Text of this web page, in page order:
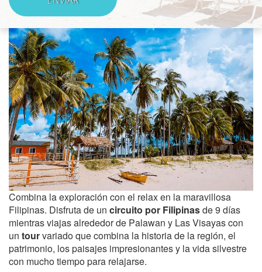
Combina la exploración con el relax en la maravillosa
Filipinas. Disfruta de un circuito por Filipinasde 9 días
mientras viajas alrededor de Palawan y Las Visayas con
un tourvariado que combina la historia de la región, el
patrimonio, los paisajes impresionantes y la vida silvestre
con mucho tiempo para relajarse.